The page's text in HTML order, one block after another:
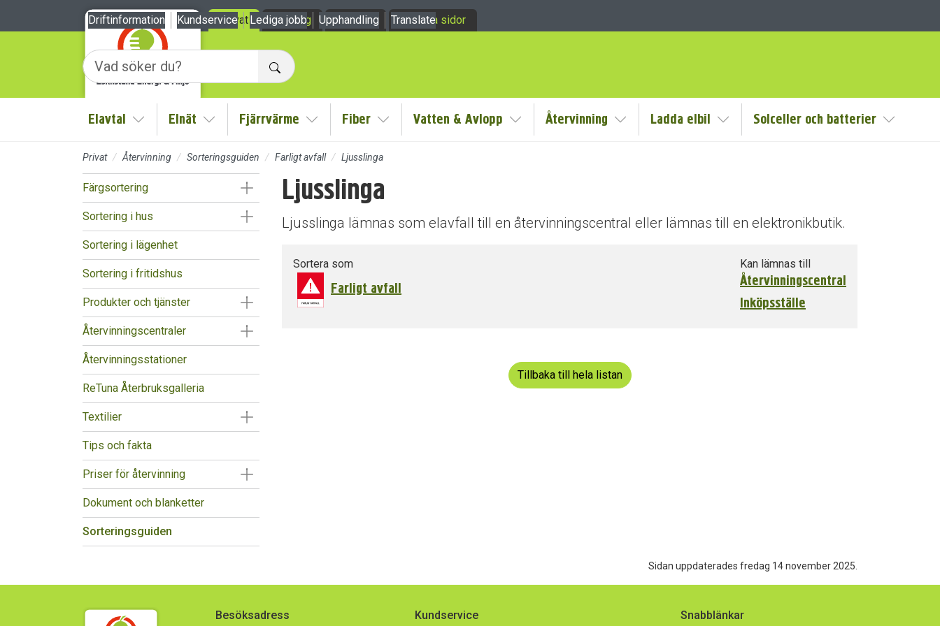
Till sidans huvudinnehåll
Privat
Företag Om oss Mina sidor
Sök
Elavtal Visa/Göm undermeny
Elnät Visa/Göm undermeny
Fjärrvärme Visa/Göm undermeny
Fiber Visa/Göm undermeny
Vatten & Avlopp Visa/Göm undermeny
Återvinning Visa/Göm undermeny
Ladda elbil Visa/Göm undermeny
Solceller och batterier Visa/Göm
Driftinformation Kundservice Lediga jobb Upphandling Translate
Privat Återvinning Sorteringsguiden Farligt avfall Ljusslinga
Färgsortering Visa/Göm undermeny
Sortering i hus Visa/Göm undermeny
Sortering i lägenhet
Sortering i fritidshus
Produkter och tjänster Visa/Göm undermeny
Återvinningscentraler Visa/Göm undermeny
Återvinningsstationer
ReTuna Återbruksgalleria
Textilier Visa/Göm undermeny
Tips och fakta
Priser för återvinning Visa/Göm undermeny
Dokument och blanketter
Sorteringsguiden
Ljusslinga
Ljusslinga lämnas som elavfall till en återvinningscentral eller lämnas till en elektronikbutik.
Sortera som
Farligt avfall
Kan lämnas till
Återvinningscentral
Inköpsställe
Tillbaka till hela listan
Sidan uppdaterades fredag 14 november 2025.
Besöksadress
Kundservice
Snabblänkar